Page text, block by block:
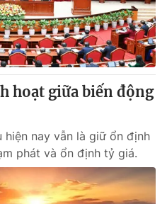
hoạt giữa biến động
hiện nay vẫn là giữ ổn định
phát và ổn định tỷ giá.